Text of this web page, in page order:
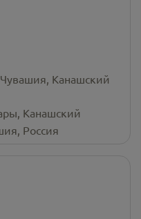
Канашский
Канашский
Россия